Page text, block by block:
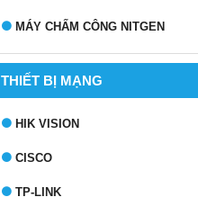
MÁY CHẤM CÔNG NITGEN
THIẾT BỊ MẠNG
HIK VISION
CISCO
TP-LINK